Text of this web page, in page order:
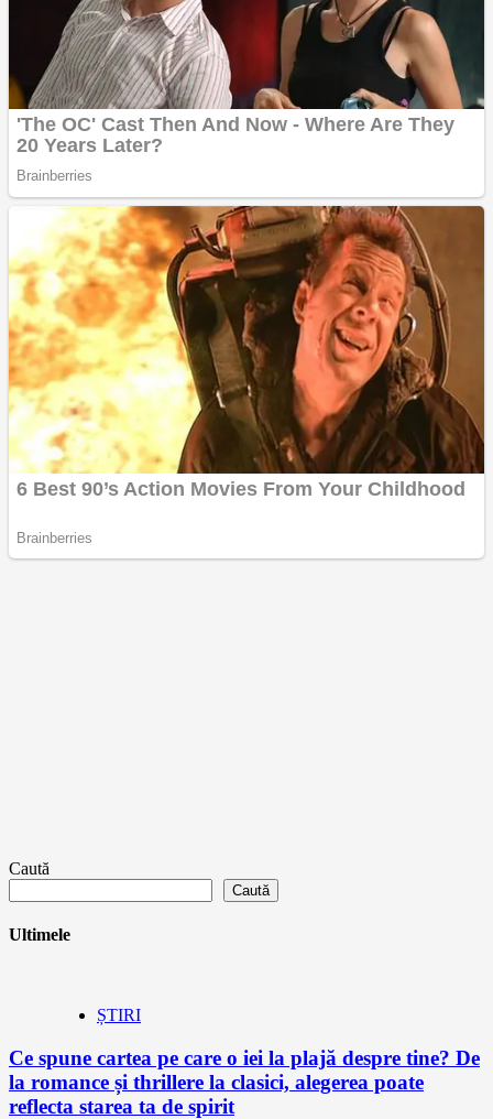
Caută
Caută
Ultimele
ȘTIRI
Ce spune cartea pe care o iei la plajă despre tine? De
la romance și thrillere la clasici, alegerea poate
reflecta starea ta de spirit